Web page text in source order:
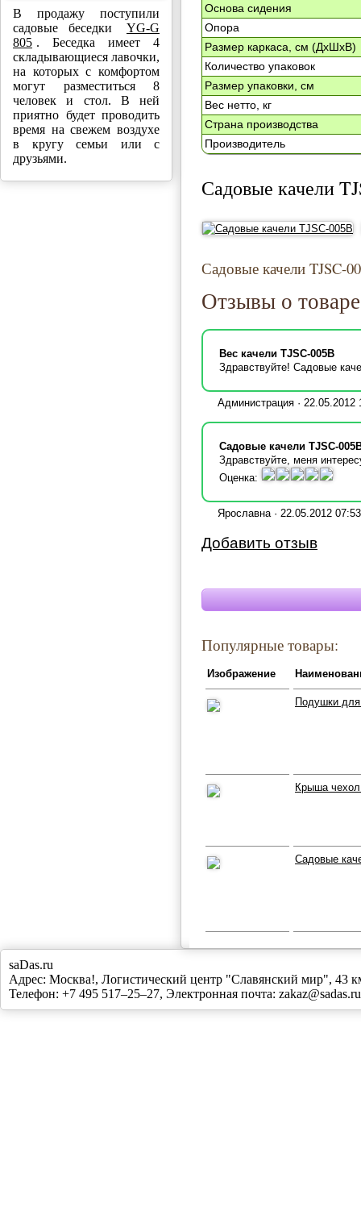
В продажу поступили
садовые беседки
YG-G
805 . Беседка имеет 4
складывающиеся лавочки,
на которых с комфортом
могут разместиться 8
человек и стол. В ней
приятно будет проводить
время на свежем воздухе
в кругу семьи или с
друзьями.
Основа сидения
Опора
Размер каркаса, cм (ДхШхВ)
Количество упаковок
Размер упаковки, cм
Вес нетто, кг
Страна производства
Производитель
Садовые качели
Садовые качели TJSC-
Отзывы о товаре
Вес качели TJSC-005B
Здравствуйте! Садовые
Администрация · 22.05.2012
Садовые качели TJSC-
Здравствуйте, меня
Оценка:
Ярославна · 22.05.2012
Добавить отзыв
Популярные товары:
Изображение
Подушки для
Крыша
Садовые
saDas.ru
Адрес: Москва!, Логистический центр "Славянский мир",
Телефон: +7 495 517–25–27, Электронная почта: zakaz@sadas.ru